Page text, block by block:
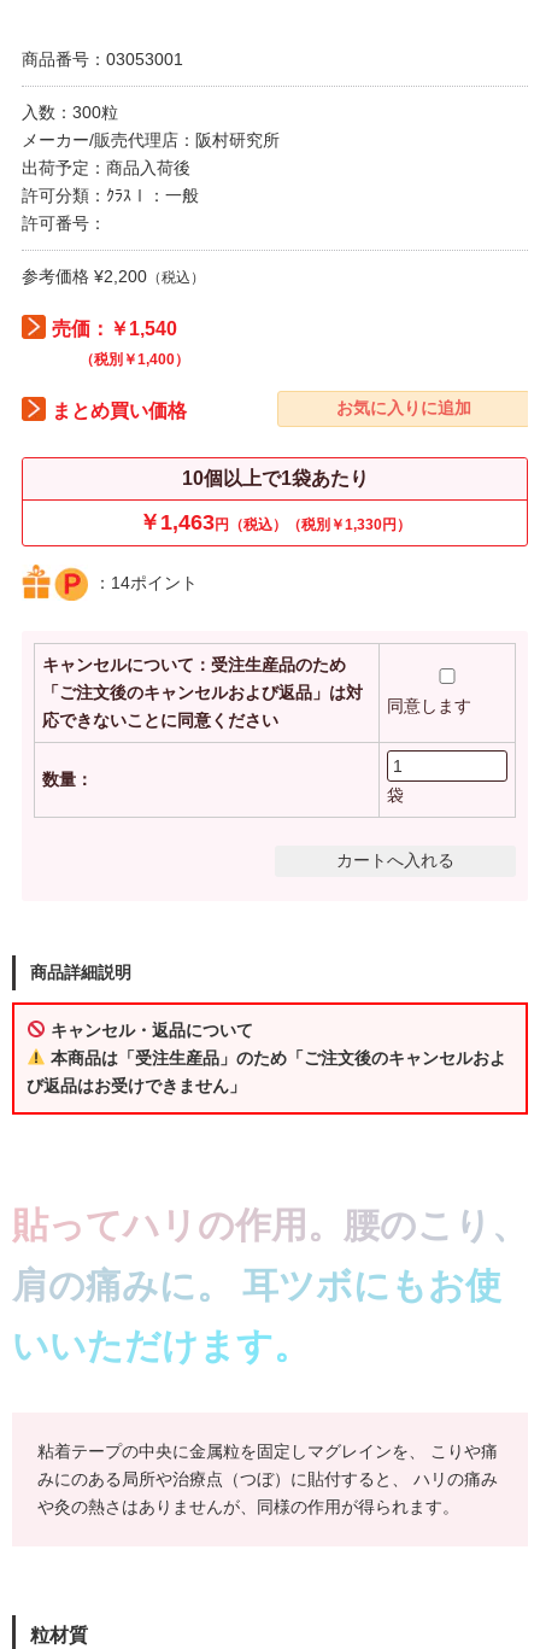
商品番号：03053001
入数：300粒
メーカー/販売代理店：阪村研究所
出荷予定：商品入荷後
許可分類：ｸﾗｽⅠ：一般
許可番号：
参考価格 ¥2,200 （税込）
売価：￥1,540
（税別￥1,400）
まとめ買い価格
10個以上で1袋あたり
￥1,463円（税込）（税別￥1,330円）
：14ポイント
キャンセルについて：受注生産品のため
「ご注文後のキャンセルおよび返品」は対
応できないことに同意ください
同意します
数量：
袋
商品詳細説明
キャンセル・返品について
本商品は「受注生産品」のため「ご注文後のキャンセルおよ
び返品はお受けできません」
貼ってハリの作用。腰のこり、
肩の痛みに。 耳ツボにもお使
いいただけます。
粘着テープの中央に金属粒を固定しマグレインを、 こりや痛
みにのある局所や治療点（つぼ）に貼付すると、 ハリの痛み
や灸の熱さはありませんが、同様の作用が得られます。
粒材質